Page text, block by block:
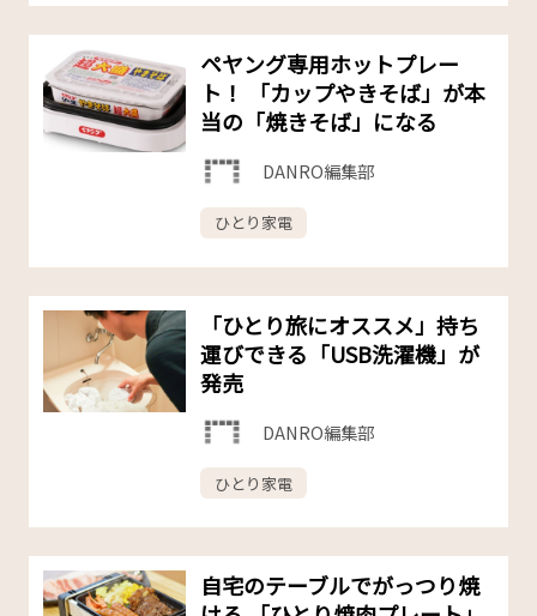
ペヤング専用ホットプレー
ト！ 「カップやきそば」が本
当の「焼きそば」になる
DANRO編集部
ひとり家電
「ひとり旅にオススメ」持ち
運びできる「USB洗濯機」が
発売
DANRO編集部
ひとり家電
自宅のテーブルでがっつり焼